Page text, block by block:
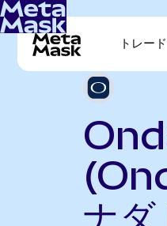
トレード
ナダ